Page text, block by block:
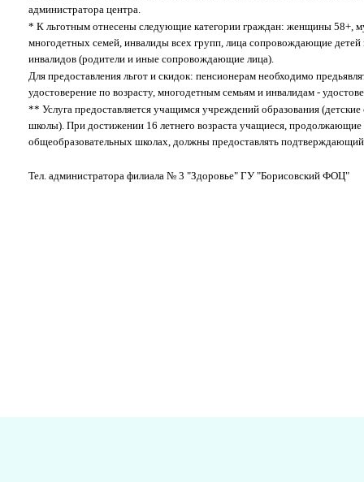
администратора центра.
* К льготным отнесены следующие категории граждан: женщины 58+,
многодетных семей, инвалиды всех групп, лица сопровождающие
инвалидов (родители и иные сопровождающие лица).
Для предоставления льгот и скидок: пенсионерам необходимо
удостоверение по возрасту, многодетным семьям и инвалидам -
** Услуга предоставляется учащимся учреждений образования
школы). При достижении 16 летнего возраста учащиеся, продолжающие
общеобразовательных школах, должны предоставлять
Тел. администратора филиала № 3 "Здоровье" ГУ "Борисовский